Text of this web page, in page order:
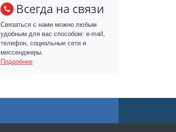
Всегда на связи
Связаться с нами можно любым
удобным для вас способом: e-mail,
телефон, социальные сети и
мессенджеры.
Подробнее